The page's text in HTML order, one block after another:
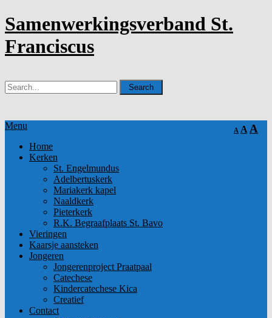
Samenwerkingsverband St.
Franciscus
A A A
Menu
Home
Kerken
St. Engelmundus
Adelbertuskerk
Mariakerk kapel
Naaldkerk
Pieterkerk
R.K. Begraafplaats St. Bavo
Vieringen
Kaarsje aansteken
Jongeren
Jongerenproject Praatpaal
Catechese
Kindercatechese Kica
Creatief
Contact